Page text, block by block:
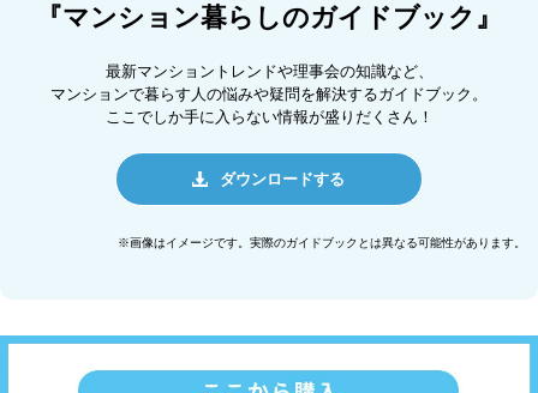
『マンション暮らしのガイドブック』
最新マンショントレンドや理事会の知識など、
マンションで暮らす人の悩みや疑問を解決するガイドブック。
ここでしか手に入らない情報が盛りだくさん！
ダウンロードする
※画像はイメージです。実際のガイドブックとは異なる可能性があります。